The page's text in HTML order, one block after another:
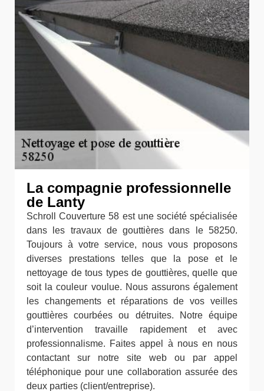
La compagnie professionnelle
de Lanty
Schroll Couverture 58 est une société spécialisée
dans les travaux de gouttières dans le 58250.
Toujours à votre service, nous vous proposons
diverses prestations telles que la pose et le
nettoyage de tous types de gouttières, quelle que
soit la couleur voulue. Nous assurons également
les changements et réparations de vos veilles
gouttières courbées ou détruites. Notre équipe
d’intervention travaille rapidement et avec
professionnalisme. Faites appel à nous en nous
contactant sur notre site web ou par appel
téléphonique pour une collaboration assurée des
deux parties (client/entreprise).